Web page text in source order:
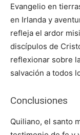
Evangelio en
en Irlanda y
refleja el ardor
discípulos de
reflexionar sobre
salvación a todos
Conclusiones
Quiliano, el santo